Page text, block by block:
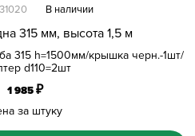
315 мм, высота 1,5 м
315 h=1500мм/крышка черн.-1шт/
d110=2шт
В наличии
1 985₽
за штуку